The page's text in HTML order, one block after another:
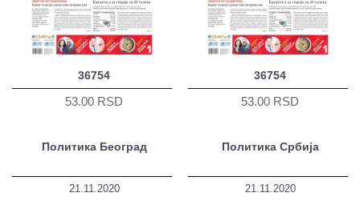
36754
53.00 RSD
36754
53.00 RSD
Политика Београд
21.11.2020
Политика Србија
21.11.2020